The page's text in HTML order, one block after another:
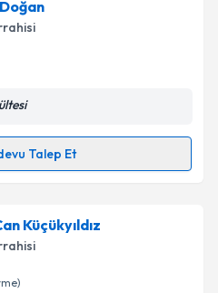
için randevu takvimi talebi
randevu almanız için bir
e-posta ile bilgilendireceğiz.
ilişkinAydınlatma
Gönder
Talep Et
için randevu takvimi talebi
randevu almanız için bir
e-posta ile bilgilendireceğiz.
Küçükyıldız